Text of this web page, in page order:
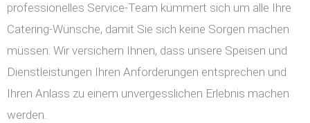
professionelles Service-Team kümmert sich um alle Ihre
Catering-Wünsche, damit Sie sich keine Sorgen machen
müssen. Wir versichern Ihnen, dass unsere Speisen und
Dienstleistungen Ihren Anforderungen entsprechen und
Ihren Anlass zu einem unvergesslichen Erlebnis machen
werden.